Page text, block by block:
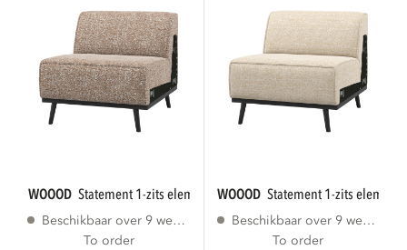
WOOOD statement 1-zits element lichtbruin...
Beschikbaar over 9 weken
To order
WOOOD statement 1-zits
Beschikbaar over 9 weken
To order